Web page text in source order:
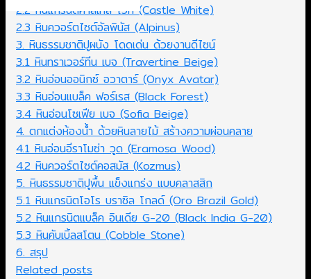
2.2 หินแกรนิตคาสเทิล ไวท์ (Castle White)
2.3 หินควอร์ตไซต์อัลพินัส (Alpinus)
3. หินธรรมชาติปูผนัง โดดเด่น ด้วยงานดีไซน์
3.1 หินทราเวอร์ทีน เบจ (Travertine Beige)
3.2 หินอ่อนออนิกซ์ อวาตาร์ (Onyx Avatar)
3.3 หินอ่อนแบล็ค ฟอร์เรส (Black Forest)
3.4 หินอ่อนโซเฟีย เบจ (Sofia Beige)
4. ตกแต่งห้องน้ำ ด้วยหินลายไม้ สร้างความผ่อนคลาย
4.1 หินอ่อนอีราโมซ่า วูด (Eramosa Wood)
4.2 หินควอร์ตไซต์คอสมัส (Kozmus)
5. หินธรรมชาติปูพื้น แข็งแกร่ง แบบคลาสสิก
5.1 หินแกรนิตโอโร บราซิล โกลด์ (Oro Brazil Gold)
5.2 หินแกรนิตแบล็ค อินเดีย G-20 (Black India G-20)
5.3 หินคับเบิ้ลสโตน (Cobble Stone)
6. สรุป
Related posts